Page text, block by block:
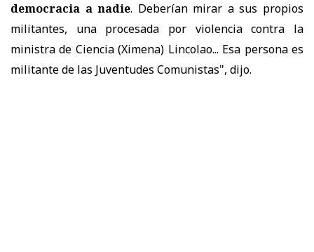
democracia a nadie. Deberían mirar a sus propios
militantes, una procesada por violencia contra la
ministra de Ciencia (Ximena) Lincolao... Esa persona es
militante de las Juventudes Comunistas", dijo.